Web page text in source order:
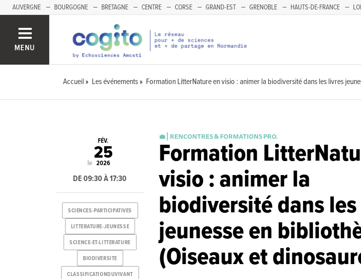
AUVERGNE BOURGOGNE BRETAGNE CENTRE CORSE GRAND-EST GRENOBLE HAUTS-DE-FRANCE
MENU
Accueil Les événements Formation LitterNature en visio : animer la biodiversité dans les livres
💼 ⎜RENCONTRES & FORMATIONS PRO.
Formation
visio : animer la
biodiversité dans
jeunesse en
(Oiseaux et
le
FÉV.
25
2026
DE 09:30 À 17:30
SCIENCES-PARTICIPATIVES
LITTERATURE-JEUNESSE
SCIENCE-ET-LITTERATURE
BIODIVERSITE
CLASSIFICATIONDUVIVANT